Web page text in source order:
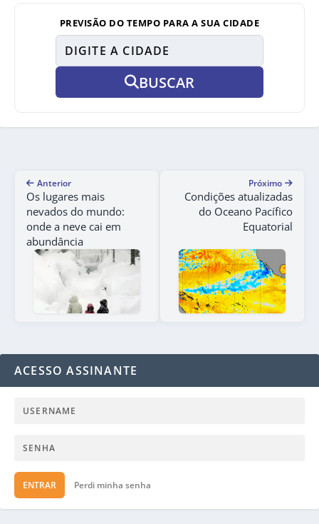
PREVISÃO DO TEMPO PARA A SUA CIDADE
BUSCAR
Anterior
Os lugares mais
nevados do mundo:
onde a neve cai em
abundância
Próximo
Condições atualizadas
do Oceano Pacífico
Equatorial
ACESSO ASSINANTE
ENTRAR Perdi minha senha